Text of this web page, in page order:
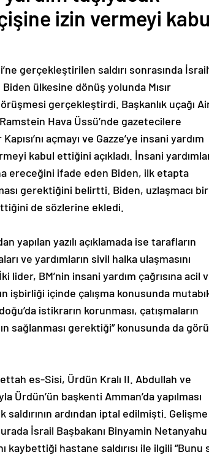
izin vermeyi
gerçekleştirilen saldırı sonrasında
ülkesine dönüş yolunda Mısır
gerçekleştirdi. Başkanlık uçağı
Hava Üssü’nde gazetecilere
açmayı ve Gazze’ye insani yardım
kabul ettiğini açıkladı. İnsani
ereceğini ifade eden Biden, ilk etapta
gerektiğini belirtti. Biden, uzlaşmacı bir
de sözlerine ekledi.
yapılan yazılı açıklamada ise tarafların
ve yardımların sivil halka ulaşmasını
lider, BM’nin insani yardım çağrısına acil
işbirliği içinde çalışma konusunda
istikrarın korunması, çatışmaların
sağlanması gerektiği” konusunda da
es-Sisi, Ürdün Kralı II. Abdullah ve
Ürdün’ün başkenti Amman’da yapılması
saldırının ardından iptal edilmişti. Gelişme
İsrail Başbakanı Binyamin
hastane saldırısı ile ilgili “Bunu